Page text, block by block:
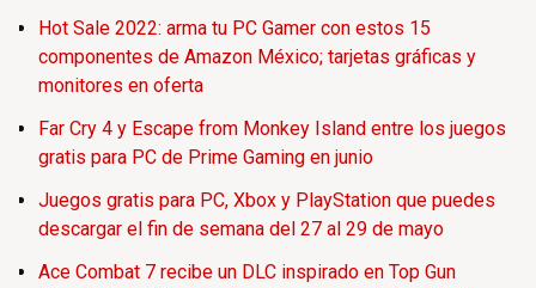
Hot Sale 2022: arma tu PC Gamer con estos 15
componentes de Amazon México; tarjetas gráficas y
monitores en oferta
Far Cry 4 y Escape from Monkey Island entre los juegos
gratis para PC de Prime Gaming en junio
Juegos gratis para PC, Xbox y PlayStation que puedes
descargar el fin de semana del 27 al 29 de mayo
Ace Combat 7 recibe un DLC inspirado en Top Gun